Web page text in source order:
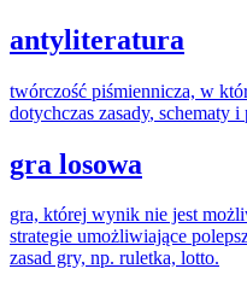
antyliteratura
twórczość piśmiennicza, w
dotychczas zasady, schematy i
gra losowa
gra, której wynik nie jest
strategie umożliwiające
zasad gry, np. ruletka, lotto.